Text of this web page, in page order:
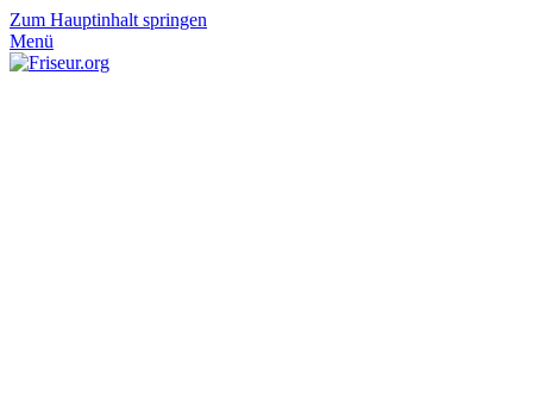
Zum Hauptinhalt springen
Menü